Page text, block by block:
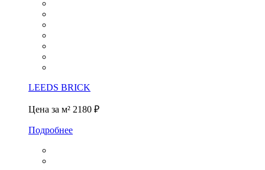
LEEDS BRICK
Цена за м² 2180 ₽
Подробнее